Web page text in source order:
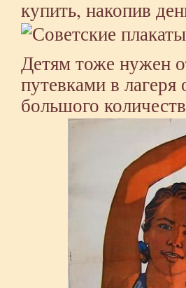
купить, накопив
Детям тоже нужен
путевками в
большого